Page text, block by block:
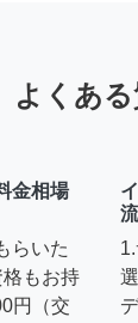
よくある
金相場
らいた
もお持
円（交